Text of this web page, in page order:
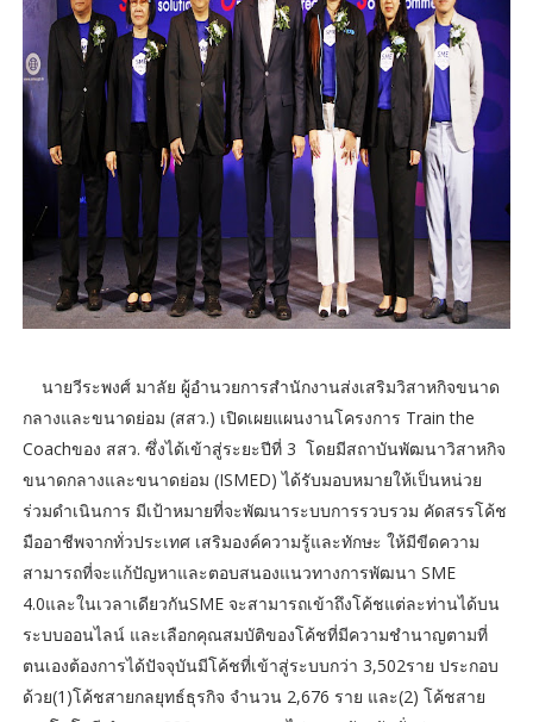
นายวีระพงศ์ มาลัย ผู้อำนวยการสำนักงานส่งเสริมวิสาหกิจขนาด
กลางและขนาดย่อม (สสว.) เปิดเผยแผนงานโครงการ Train the
Coachของ สสว. ซึ่งได้เข้าสู่ระยะปีที่ 3 โดยมีสถาบันพัฒนาวิสาหกิจ
ขนาดกลางและขนาดย่อม (ISMED) ได้รับมอบหมายให้เป็นหน่วย
ร่วมดำเนินการ มีเป้าหมายที่จะพัฒนาระบบการรวบรวม คัดสรรโค้ช
มืออาชีพจากทั่วประเทศ เสริมองค์ความรู้และทักษะ ให้มีขีดความ
สามารถที่จะแก้ปัญหาและตอบสนองแนวทางการพัฒนา SME
4.0และในเวลาเดียวกันSME จะสามารถเข้าถึงโค้ชแต่ละท่านได้บน
ระบบออนไลน์ และเลือกคุณสมบัติของโค้ชที่มีความชำนาญตามที่
ตนเองต้องการได้ปัจจุบันมีโค้ชที่เข้าสู่ระบบกว่า 3,502ราย ประกอบ
ด้วย(1)โค้ชสายกลยุทธ์ธุรกิจ จำนวน 2,676 ราย และ(2) โค้ชสาย